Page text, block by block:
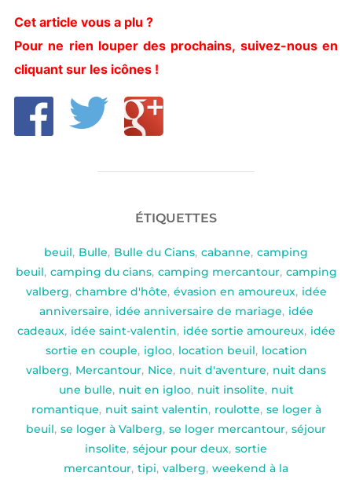
Cet article vous a plu ?
Pour ne rien louper des prochains, suivez-nous en
cliquant sur les icônes !
ÉTIQUETTES
beuil, Bulle, Bulle du Cians, cabanne, camping
beuil, camping du cians, camping mercantour, camping
valberg, chambre d'hôte, évasion en amoureux, idée
anniversaire, idée anniversaire de mariage, idée
cadeaux, idée saint-valentin, idée sortie amoureux, idée
sortie en couple, igloo, location beuil, location
valberg, Mercantour, Nice, nuit d'aventure, nuit dans
une bulle, nuit en igloo, nuit insolite, nuit
romantique, nuit saint valentin, roulotte, se loger à
beuil, se loger à Valberg, se loger mercantour, séjour
insolite, séjour pour deux, sortie
mercantour, tipi, valberg, weekend à la